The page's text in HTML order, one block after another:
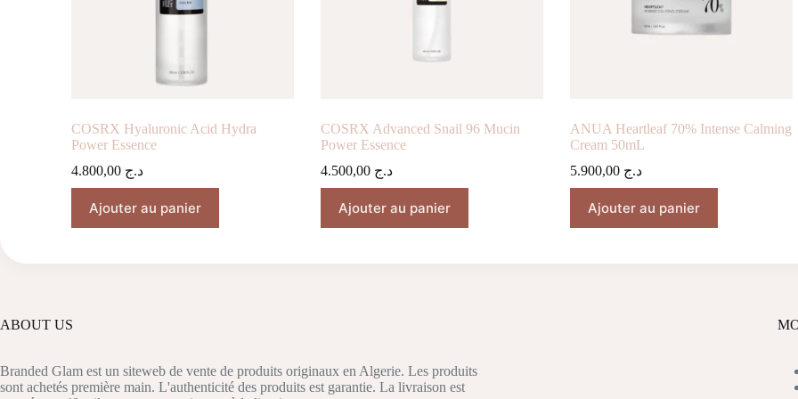
COSRX Hyaluronic Acid Hydra
Power Essence
د.ج
Ajouter au panier
COSRX Advanced Snail 96 Mucin
Power Essence
د.ج 4.500,00
Ajouter au panier
ANUA Heartleaf 70% Intense Calming
Cream 50mL
د.ج 5.900,00
Ajouter au panier
ABOUT US
Branded Glam est un siteweb de vente de produits originaux en Algerie. Les produits
sont achetés première main. L'authenticité des produits est garantie. La livraison est